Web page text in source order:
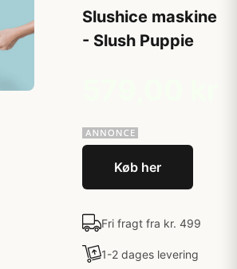
Slushice maskine
- Slush Puppie
Køb her
Fri fragt fra kr. 499
1-2 dages levering